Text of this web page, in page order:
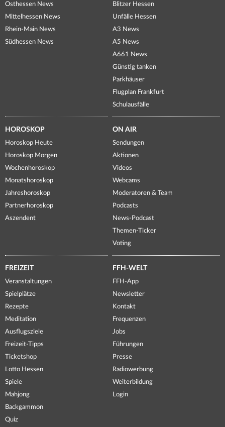
Osthessen News
Mittelhessen News
Rhein-Main News
Südhessen News
Blitzer Hessen
Unfälle Hessen
A3 News
A5 News
A661 News
Günstig tanken
Parkhäuser
Flugplan Frankfurt
Schulausfälle
HOROSKOP
Horoskop Heute
Horoskop Morgen
Wochenhoroskop
Monatshoroskop
Jahreshoroskop
Partnerhoroskop
Aszendent
ON AIR
Sendungen
Aktionen
Videos
Webcams
Moderatoren & Team
Podcasts
News-Podcast
Themen-Ticker
Voting
FREIZEIT
Veranstaltungen
Spielplätze
Rezepte
Meditation
Ausflugsziele
Freizeit-Tipps
Ticketshop
Lotto Hessen
Spiele
Mahjong
Backgammon
Quiz
FFH-WELT
FFH-App
Newsletter
Kontakt
Frequenzen
Jobs
Führungen
Presse
Radiowerbung
Weiterbildung
Login